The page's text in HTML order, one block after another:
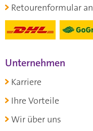
Retourenformular
Unternehmen
Karriere
Ihre Vorteile
Wir über uns